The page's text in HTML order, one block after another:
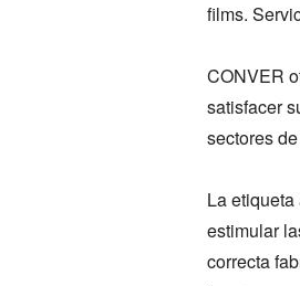
films.
CONVER
satisfacer
sectores
La
estimular
correcta